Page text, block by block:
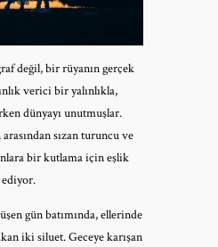
değil, bir rüyanın gerçek
verici bir yalınlıkla,
dünyayı unutmuşlar.
sızan turuncu ve
bir kutlama için eşlik
ediyor.
gün batımında, ellerinde
iki siluet. Geceye karışan